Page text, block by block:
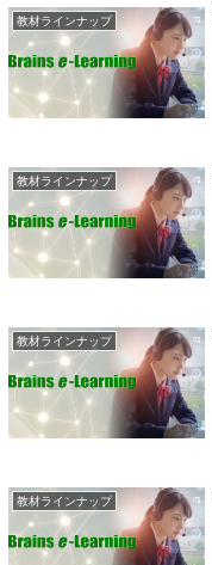
教材ラインナップ
教材ラインナップ
教材ラインナップ
教材ラインナップ